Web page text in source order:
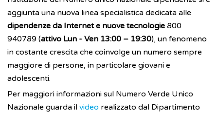
aggiunta una nuova linea specialistica dedicata alle
dipendenze da Internet e nuove tecnologie 800
940789 (attivo Lun - Ven 13:00 – 19:30), un fenomeno
in costante crescita che coinvolge un numero sempre
maggiore di persone, in particolare giovani e
adolescenti.
Per maggiori informazioni sul Numero Verde Unico
Nazionale guarda il video realizzato dal Dipartimento